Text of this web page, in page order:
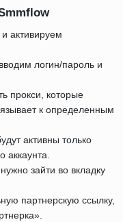
активируем
логин/пароль и
прокси, которые
к определенным
активны только
аккаунта.
зайти во вкладку
партнерскую ссылку,